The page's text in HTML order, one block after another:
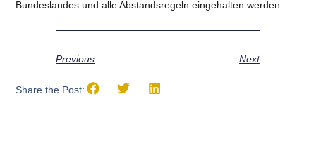
Bundeslandes und alle Abstandsregeln eingehalten werden.
Previous Next
Share the Post: